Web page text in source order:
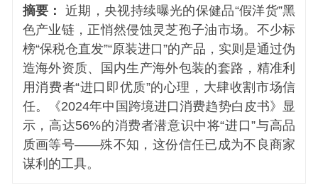
摘要：
近期，央视持续曝光的保健品“假洋货”黑
色产业链，正悄然侵蚀灵芝孢子油市场。不少标
榜“保税仓直发”“原装进口”的产品，实则是通过伪
造海外资质、国内生产海外包装的套路，精准利
用消费者“进口即优质”的心理，大肆收割市场信
任。《2024年中国跨境进口消费趋势白皮书》显
示，高达56%的消费者潜意识中将“进口”与高品
质画等号——殊不知，这份信任已成为不良商家
谋利的工具。